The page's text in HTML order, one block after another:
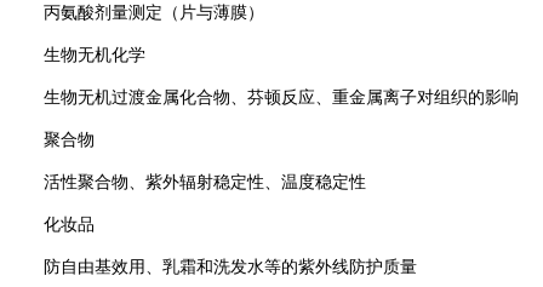
丙氨酸剂量测定（片与薄膜）
生物无机化学
生物无机过渡金属化合物、芬顿反应、重金属离子对组织的影响
聚合物
活性聚合物、紫外辐射稳定性、温度稳定性
化妆品
防自由基效用、乳霜和洗发水等的紫外线防护质量